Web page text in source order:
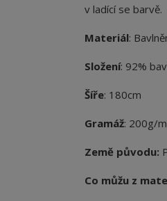
v ladící se barvě.
Materiál:
Složení: 92%
Šíře: 180cm
Gramáž: 200g/
Země původu:
Co můžu z